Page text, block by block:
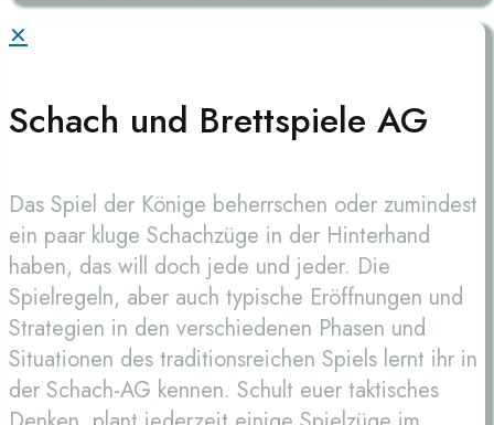
✕
Schach und Brettspiele AG
Das Spiel der Könige beherrschen oder zumindest
ein paar kluge Schachzüge in der Hinterhand
haben, das will doch jede und jeder. Die
Spielregeln, aber auch typische Eröffnungen und
Strategien in den verschiedenen Phasen und
Situationen des traditionsreichen Spiels lernt ihr in
der Schach-AG kennen. Schult euer taktisches